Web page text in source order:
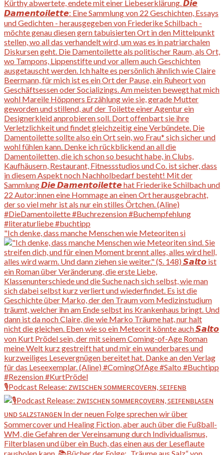
"Ich denke, dass manche Menschen wie Meteoriten si
🎙️Podcast Release: ᴢᴡɪꜱᴄʜᴇɴ ꜱᴏᴍᴍᴇʀᴄᴏᴠᴇʀɴ, ꜱᴇɪꜰᴇɴʙ